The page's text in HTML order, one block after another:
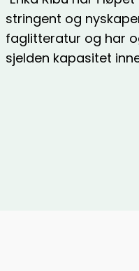
stringent og
faglitteratur og har
sjelden kapasitet